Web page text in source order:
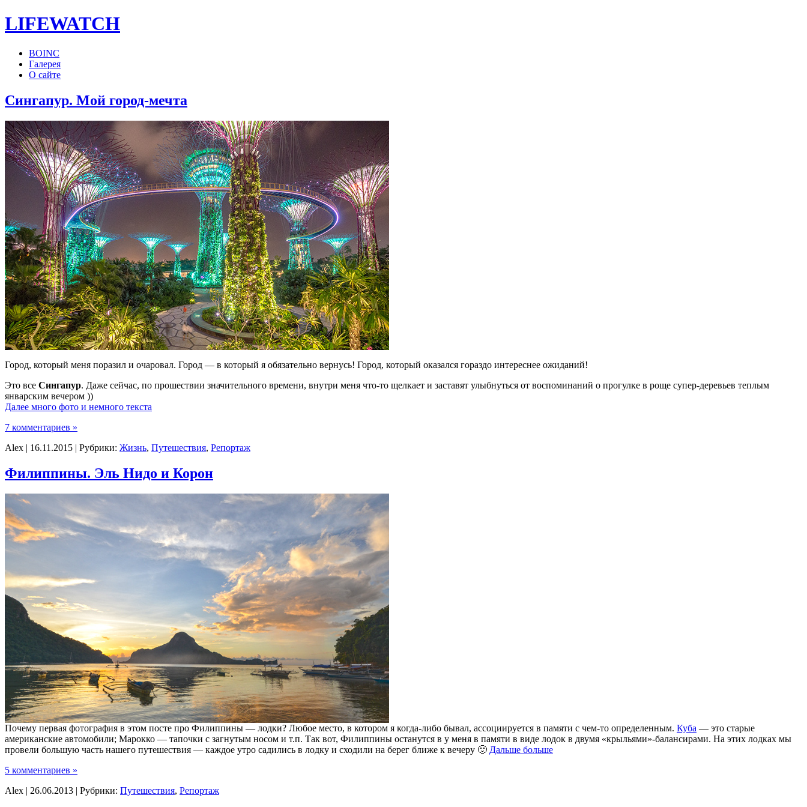
LIFEWATCH
BOINC
Галерея
О сайте
Сингапур. Мой город-мечта
Город, который меня поразил и очаровал. Город — в который я обязательно вернусь! Город, который оказался гораздо интереснее ожиданий!
Это все Сингапур. Даже сейчас, по прошествии значительного времени, внутри меня что-то щелкает и заставят улыбнуться от воспоминаний о прогулке в роще супер-деревьев теплым
январским вечером ))
Далее много фото и немного текста
7 комментариев »
Alex | 16.11.2015 | Рубрики: Жизнь, Путешествия, Репортаж
Филиппины. Эль Нидо и Корон
Почему первая фотография в этом посте про Филиппины — лодки? Любое место, в котором я когда-либо бывал, ассоциируется в памяти с чем-то определенным. Куба — это старые
американские автомобили; Марокко — тапочки с загнутым носом и т.п. Так вот, Филиппины останутся в у меня в памяти в виде лодок в двумя «крыльями»-балансирами. На этих лодках мы
провели большую часть нашего путешествия — каждое утро садились в лодку и сходили на берег ближе к вечеру 🙂 Дальше больше
5 комментариев »
Alex | 26.06.2013 | Рубрики: Путешествия, Репортаж